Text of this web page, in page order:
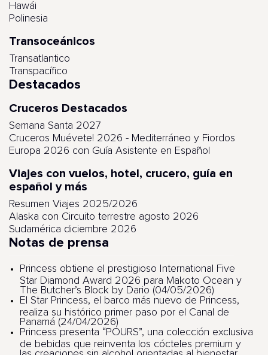
Hawái
Polinesia
Transoceánicos
Transatlantico
Transpacífico
Destacados
Cruceros Destacados
Semana Santa 2027
Cruceros Muévete! 2026 - Mediterráneo y Fiordos
Europa 2026 con Guía Asistente en Español
Viajes con vuelos, hotel, crucero, guía en
español y más
Resumen Viajes 2025/2026
Alaska con Circuito terrestre agosto 2026
Sudamérica diciembre 2026
Notas de prensa
Princess obtiene el prestigioso International Five
Star Diamond Award 2026 para Makoto Ocean y
The Butcher’s Block by Dario (04/05/2026)
El Star Princess, el barco más nuevo de Princess,
realiza su histórico primer paso por el Canal de
Panamá (24/04/2026)
Princess presenta “POURS”, una colección exclusiva
de bebidas que reinventa los cócteles premium y